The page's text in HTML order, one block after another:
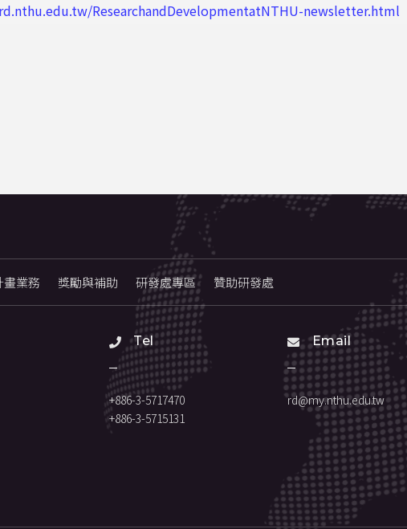
ResearchandDevelopmentatNTHU-newsletter.html
畫業務 獎勵與補助 研發處專區 贊助研發處
Tel
+886-3-5717470
+886-3-5715131
Email
rd@my.nthu.edu.tw